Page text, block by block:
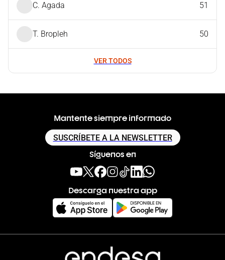
C. Agada 51
T. Bropleh 50
VER TODOS
Mantente siempre informado
SUSCRÍBETE A LA NEWSLETTER
Síguenos en
Descarga nuestra app